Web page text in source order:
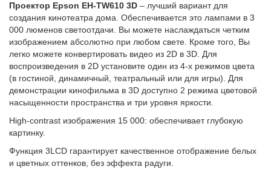
Проектор Epson EH-TW610 3D – лучший вариант для
создания кинотеатра дома. Обеспечивается это лампами в 3
000 люменов светоотдачи. Вы можете наслаждаться четким
изображением абсолютно при любом свете. Кроме того, Вы
легко можете конвертировать видео из 2D в 3D. Для
воспроизведения в 2D установите один из 4-х режимов цвета
(в гостиной, динамичный, театральный или для игры). Для
демонстрации кинофильма в 3D доступно 2 режима цветовой
насыщенности пространства и три уровня яркости.
High-contrast изображения 15 000: обеспечивает глубокую
картинку.
Функция 3LCD гарантирует качественное отображение белых
и цветных оттенков, без эффекта радуги.